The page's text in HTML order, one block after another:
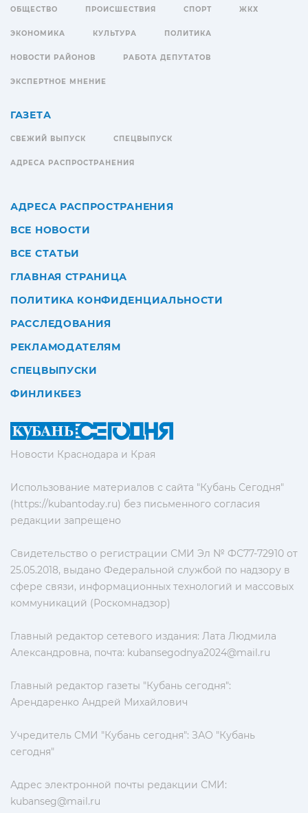
Новости Краснодара и Края
Использование материалов с сайта "Кубань Сегодня"
(https://kubantoday.ru) без письменного согласия
редакции запрещено
Свидетельство о регистрации СМИ Эл № ФС77-72910 от
25.05.2018, выдано Федеральной службой по надзору в
сфере связи, информационных технологий и массовых
коммуникаций (Роскомнадзор)
Главный редактор сетевого издания: Лата Людмила
Александровна, почта: kubansegodnya2024@mail.ru
Главный редактор газеты "Кубань сегодня":
Арендаренко Андрей Михайлович
Учредитель СМИ "Кубань сегодня": ЗАО "Кубань
сегодня"
Адрес электронной почты редакции СМИ:
kubanseg@mail.ru
ОБЩЕСТВО ПРОИСШЕСТВИЯ СПОРТ ЖКХ
ЭКОНОМИКА КУЛЬТУРА ПОЛИТИКА
НОВОСТИ РАЙОНОВ РАБОТА ДЕПУТАТОВ
ЭКСПЕРТНОЕ МНЕНИЕ
ГАЗЕТА
СВЕЖИЙ ВЫПУСК СПЕЦВЫПУСК
АДРЕСА РАСПРОСТРАНЕНИЯ
АДРЕСА РАСПРОСТРАНЕНИЯ
ВСЕ НОВОСТИ
ВСЕ СТАТЬИ
ГЛАВНАЯ СТРАНИЦА
ПОЛИТИКА КОНФИДЕНЦИАЛЬНОСТИ
РАССЛЕДОВАНИЯ
РЕКЛАМОДАТЕЛЯМ
СПЕЦВЫПУСКИ
ФИНЛИКБЕЗ